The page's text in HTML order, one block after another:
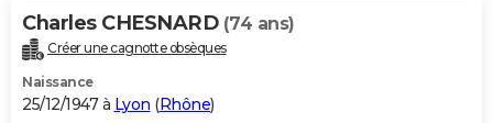
Charles CHESNARD (74 ans)
Créer une cagnotte obsèques
Naissance
25/12/1947 à Lyon (Rhône)